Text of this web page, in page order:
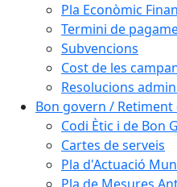
Pla Econòmic
Termini de
Subvencions
Cost de les
Resolucions
Bon govern /
Codi Ètic i de Bon
Cartes de serveis
Pla d'Actuació